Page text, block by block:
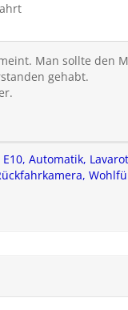
Man sollte den
gehabt.
E10, Automatik, Lavarot